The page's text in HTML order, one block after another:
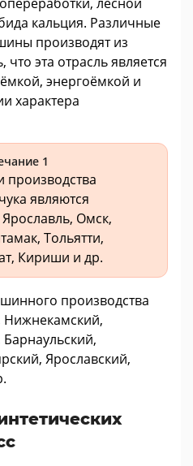
кальция. Различные
производят из
что эта отрасль является
энергоёмкой и
характера
1
являются
Омск,
Тольятти,
Кириши и др.
производства
Нижнекамский,
Ярославский,